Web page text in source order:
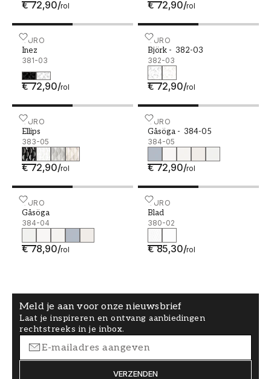
€ 72,90/rol € 72,90/rol
DURO
Inez
381-03
€ 72,90/rol
Inez - 381-03 DURO
Björk - 382-03
382-03
€ 72,90/rol
Björk - 382-03
DURO
Ellips
383-05
€ 72,90/rol
Ellips - 383-05 DURO
Gåsöga - 384-05
384-05
€ 72,90/rol
Gåsöga - 384-05
DURO
Gåsöga
384-04
€ 78,90/rol
Gåsöga - 384-04 DURO
Blad
380-02
€ 85,30/rol
Blad - 380-02
Meld je aan voor onze nieuwsbrief
Laat je inspireren en ontvang aanbiedingen
rechtstreeks in je inbox.
VERZENDEN